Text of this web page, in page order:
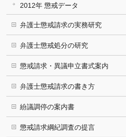
2012年 懲戒データ
弁護士懲戒請求の実務研究
弁護士懲戒処分の研究
懲戒請求・異議申立書式案内
弁護士懲戒請求の書き方
紛議調停の案内書
懲戒請求綱紀調査の提言